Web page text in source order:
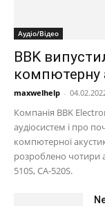
Аудіо/Відео
BBK
компютерну
maxwelhelp -
Компанія BBK
аудіосистем і про
компютерної
розроблено чотири
510S, CA-520S.